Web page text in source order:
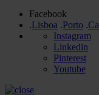
Facebook
.Lisboa .Porto .
Instagram
Linkedin
Pinterest
Youtube